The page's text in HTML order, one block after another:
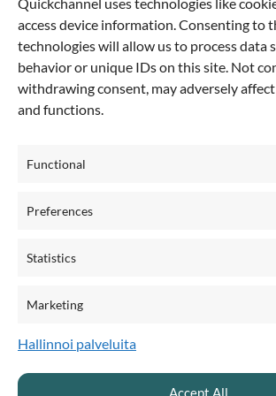
access device information. Consenting to
technologies will allow us to process data
behavior or unique IDs on this site. Not
withdrawing consent, may adversely
and functions.
Functional
Preferences
Statistics
Marketing
Hallinnoi palveluita
Accept All
sanovat
striimausratkaisun
organisaatiolle
muu hereillä